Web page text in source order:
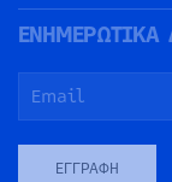
ΕΝΗΜΕΡΩΤΙΚΑ
ΕΓΓΡΑΦΉ